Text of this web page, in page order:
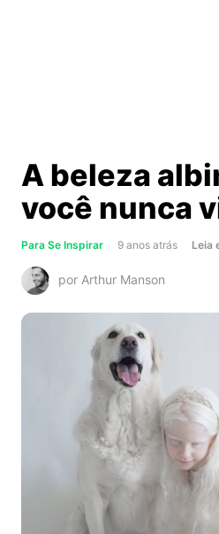
A beleza
você nunca
Para Se Inspirar 9 anos atrás Leia
por Arthur Manson